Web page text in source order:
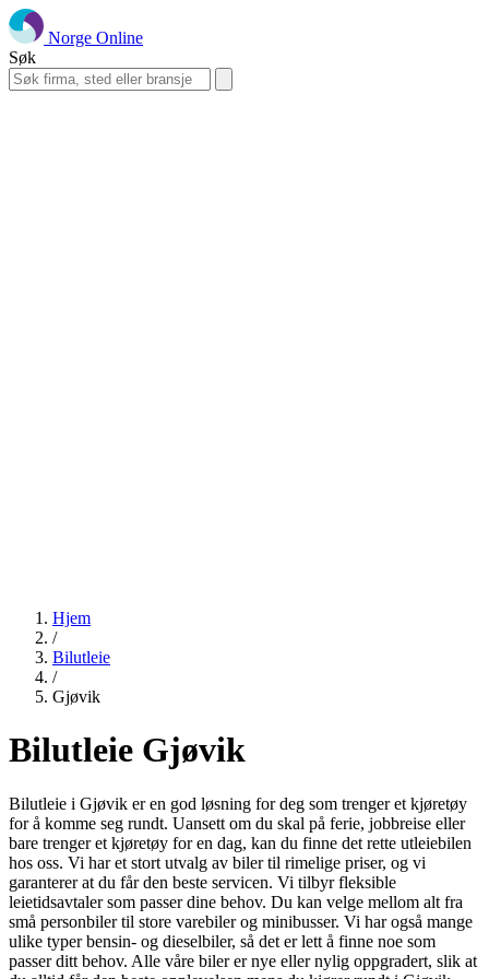
Norge Online
Søk
Hjem
/
Bilutleie
/
Gjøvik
Bilutleie Gjøvik
Bilutleie i Gjøvik er en god løsning for deg som trenger et kjøretøy
for å komme seg rundt. Uansett om du skal på ferie, jobbreise eller
bare trenger et kjøretøy for en dag, kan du finne det rette utleiebilen
hos oss. Vi har et stort utvalg av biler til rimelige priser, og vi
garanterer at du får den beste servicen. Vi tilbyr fleksible
leietidsavtaler som passer dine behov. Du kan velge mellom alt fra
små personbiler til store varebiler og minibusser. Vi har også mange
ulike typer bensin- og dieselbiler, så det er lett å finne noe som
passer ditt behov. Alle våre biler er nye eller nylig oppgradert, slik at